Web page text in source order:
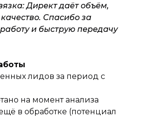
лидов за период с
на момент анализа
в обработке (потенциал
Директ даёт объём,
Спасибо за
и быструю передачу